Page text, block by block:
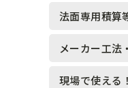
技能実習生
水抜きロック
水抜きボーリ
法面専用積算
メーカー工法
法面系
現場で使える